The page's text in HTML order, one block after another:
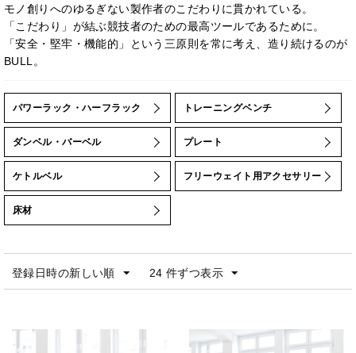
NURBS（ナーブス）
ONI
POWER BLOCK
Precor（プリコー）
TESHU
TUFFSTUFF(タフスタッフ)
エヴォルギア
タフスタッフ
ノーチラス
ハンマー・ストレングス
モノ創りへのゆるぎない製作者のこだわりに貫かれている。
「こだわり」が結ぶ競技者のための最高ツールであるために。
「安全・堅牢・機能的」という三原則を常に考え、造り続けるのが
BULL。
パワーラック・ハーフラック トレーニングベンチ
ダンベル・バーベル プレート
ケトルベル フリーウェイト用アクセサリー
床材
登録日時の新しい順 24 件ずつ表示